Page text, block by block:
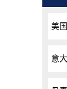
美
意